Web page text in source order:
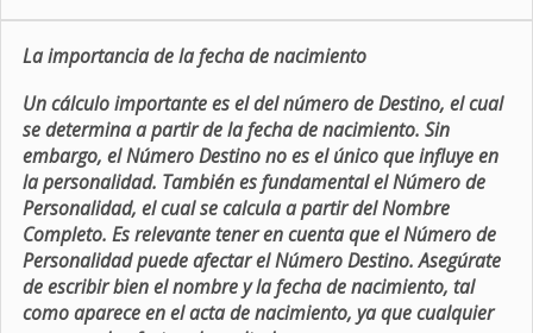
La importancia de la fecha de nacimiento
Un cálculo importante es el del número de Destino, el cual
se determina a partir de la fecha de nacimiento. Sin
embargo, el Número Destino no es el único que influye en
la personalidad. También es fundamental el Número de
Personalidad, el cual se calcula a partir del Nombre
Completo. Es relevante tener en cuenta que el Número de
Personalidad puede afectar el Número Destino. Asegúrate
de escribir bien el nombre y la fecha de nacimiento, tal
como aparece en el acta de nacimiento, ya que cualquier